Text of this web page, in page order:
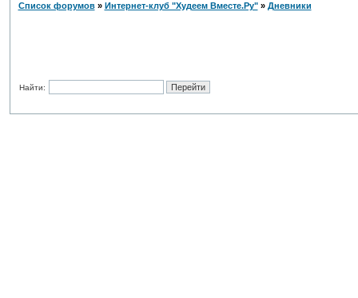
Список форумов» Интернет-клуб "Худеем Вместе.Ру"» Дневники
Найти: